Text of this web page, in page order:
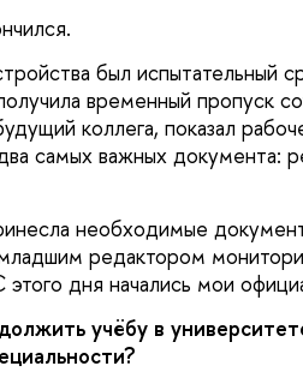
был испытательный
временный пропуск
коллега, показал
самых важных документа:
необходимые
редактором
дня начались мои
учёбу в